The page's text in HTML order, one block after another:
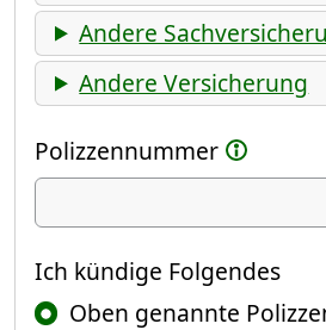
Andere
Andere Versicherung
Polizzennummer
Ich kündige
Ich kündige Folgendes
Oben genannte